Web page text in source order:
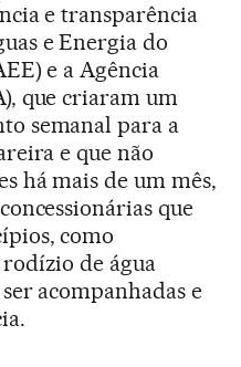
e transparência
e Energia do
e a Agência
que criaram um
semanal para a
e que não
há mais de um mês,
que
como
de água
acompanhadas e